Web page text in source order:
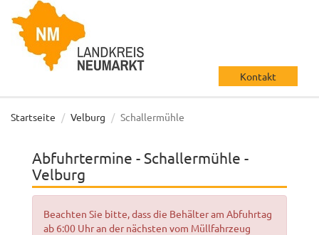
Kontakt
Startseite Velburg Schallermühle
Abfuhrtermine - Schallermühle -
Velburg
Beachten Sie bitte, dass die Behälter am Abfuhrtag
ab 6:00 Uhr an der nächsten vom Müllfahrzeug